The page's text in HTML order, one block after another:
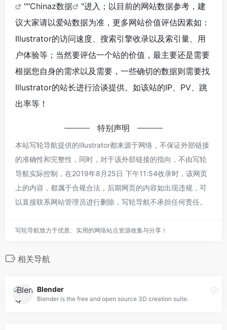
""Chinaz数据
"进入；以目前的网站数据参考，建
议大家请以爱站数据为准，更多网站价值评估因素如：
Illustrator的访问速度、搜索引擎收录以及索引量、用
户体验等；当然要评估一个站的价值，最主要还是需要
根据您自身的需求以及需要，一些确切的数据则需要找
Illustrator的站长进行洽谈提供。如该站的IP、PV、跳
出率等！
特别声明
本站写轮导航提供的Illustrator都来源于网络，不保证外部链接
的准确性和完整性，同时，对于该外部链接的指向，不由写轮
导航实际控制，在2019年8月25日 下午11:54收录时，该网页
上的内容，都属于合规合法，后期网页的内容如出现违规，可
以直接联系网站管理员进行删除，写轮导航不承担任何责任。
写轮导航致力于优质、实用的网络站点资源收集与分享！
相关导航
Blender
Blender is the free and open source 3D creation suite.